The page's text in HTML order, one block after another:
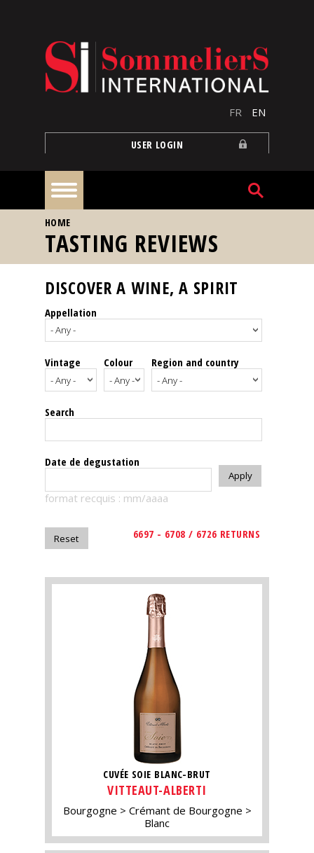
FR EN
USER LOGIN
Home
Our
events
Spirits
Tasting
reviews
The
magazine
Magazine
YOU ARE HERE
HOME
TASTING REVIEWS
DISCOVER A WINE, A SPIRIT
Appellation
Vintage Colour Region and country
Search
Date de degustation
format recquis : mm/aaaa
6697 - 6708 / 6726 RETURNS
CUVÉE SOIE BLANC-BRUT
VITTEAUT-ALBERTI
Bourgogne
Crémant de Bourgogne
Blanc